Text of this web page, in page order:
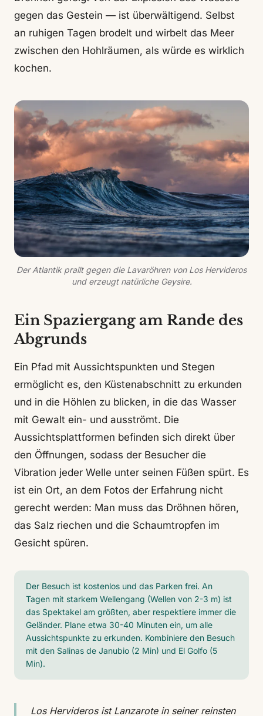
gegen das Gestein — ist überwältigend. Selbst
an ruhigen Tagen brodelt und wirbelt das Meer
zwischen den Hohlräumen, als würde es wirklich
kochen.
Der Atlantik prallt gegen die Lavaröhren von Los Hervideros
und erzeugt natürliche Geysire.
Ein Spaziergang am Rande des
Abgrunds
Ein Pfad mit Aussichtspunkten und Stegen
ermöglicht es, den Küstenabschnitt zu erkunden
und in die Höhlen zu blicken, in die das Wasser
mit Gewalt ein- und ausströmt. Die
Aussichtsplattformen befinden sich direkt über
den Öffnungen, sodass der Besucher die
Vibration jeder Welle unter seinen Füßen spürt. Es
ist ein Ort, an dem Fotos der Erfahrung nicht
gerecht werden: Man muss das Dröhnen hören,
das Salz riechen und die Schaumtropfen im
Gesicht spüren.
Der Besuch ist kostenlos und das Parken frei. An
Tagen mit starkem Wellengang (Wellen von 2-3 m) ist
das Spektakel am größten, aber respektiere immer die
Geländer. Plane etwa 30-40 Minuten ein, um alle
Aussichtspunkte zu erkunden. Kombiniere den Besuch
mit den Salinas de Janubio (2 Min) und El Golfo (5
Min).
Los Hervideros ist Lanzarote in seiner reinsten